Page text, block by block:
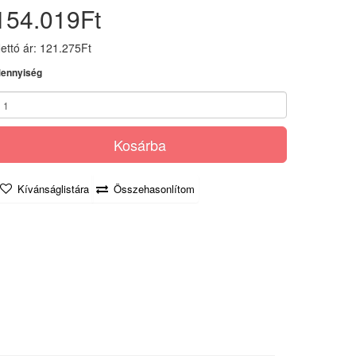
ár: 121.275Ft
Kosárba
Kívánságlistára Összehasonlítom